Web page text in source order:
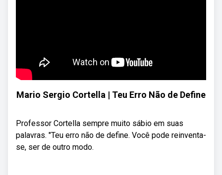
Mario Sergio Cortella | Teu Erro Não de Define
Professor Cortella sempre muito sábio em suas
palavras. "Teu erro não de define. Você pode reinventa-
se, ser de outro modo.